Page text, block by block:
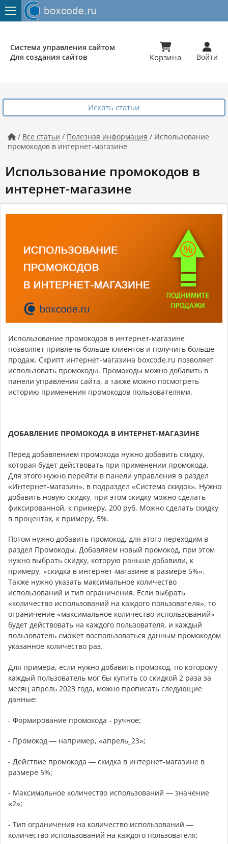
Система управления сайтом
Для создания сайтов

Корзина

Войти
Искать статьи
 / Все статьи / Полезная информация / Использование
промокодов в интернет-магазине
Использование промокодов в
интернет-магазине
Использование промокодов в интернет-магазине
позволяет привлечь больше клиентов и получить больше
продаж. Скрипт интернет-магазина boxcode.ru позволяет
использовать промокоды. Промокоды можно добавить в
панели управления сайта, а также можно посмотреть
историю применения промокодов пользователями.
ДОБАВЛЕНИЕ ПРОМОКОДА В ИНТЕРНЕТ-МАГАЗИНЕ
Перед добавлением промокода нужно добавить скидку,
которая будет действовать при применении промокода.
Для этого нужно перейти в панели управления в раздел
«Интернет-магазин», в подраздел «Система скидок». Нужно
добавить новую скидку, при этом скидку можно сделать
фиксированной, к примеру, 200 руб. Можно сделать скидку
в процентах, к примеру, 5%.
Потом нужно добавить промокод, для этого переходим в
раздел Промокоды. Добавляем новый промокод, при этом
нужно выбрать скидку, которую раньше добавили, к
примеру, «скидка в интернет-магазине в размере 5%».
Также нужно указать максимальное количество
использований и тип ограничения. Если выбрать
«количество использований на каждого пользователя», то
ограничение «максимальное количество использований»
будет действовать на каждого пользователя, и каждый
пользователь сможет воспользоваться данным промокодом
указанное количество раз.
Для примера, если нужно добавить промокод, по которому
каждый пользователь мог бы купить со скидкой 2 раза за
месяц апрель 2023 года, можно прописать следующие
данные:
- Формирование промокода - ручное;
- Промокод — например, «апрель_23»;
- Действие промокода — скидка в интернет-магазине в
размере 5%;
- Максимальное количество использований — значение
«2»;
- Тип ограничения на количество использований —
количество использований на каждого пользователя;